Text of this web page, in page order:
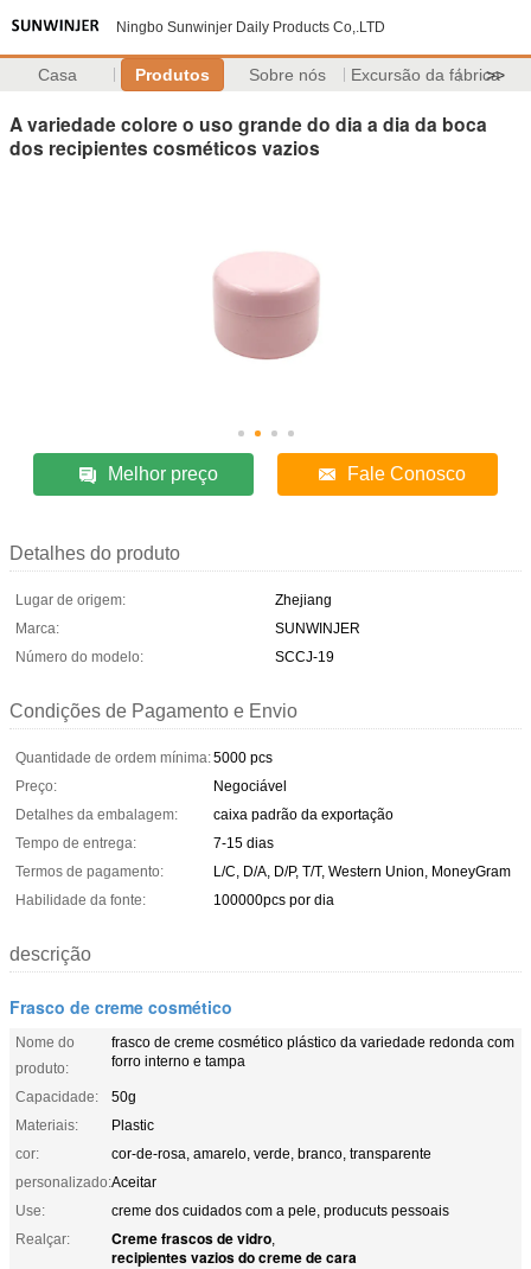
Ningbo Sunwinjer Daily Products Co,.LTD
Casa Produtos Sobre nós Excursão da fábrica
>>
A variedade colore o uso grande do dia a dia da boca
dos recipientes cosméticos vazios
Melhor preço Fale Conosco
Detalhes do produto
Lugar de origem:
Zhejiang
Marca:
SUNWINJER
Número do modelo:
SCCJ-19
Condições de Pagamento e Envio
Quantidade de ordem mínima:5000 pcs
Preço:
Negociável
Detalhes da embalagem:
caixa padrão da exportação
Tempo de entrega:
7-15 dias
Termos de pagamento:
L/C, D/A, D/P, T/T, Western Union, MoneyGram
Habilidade da fonte:
100000pcs por dia
descrição
Frasco de creme cosmético
Nome do
produto:
frasco de creme cosmético plástico da variedade redonda com
forro interno e tampa
Capacidade:
50g
Materiais:
Plastic
cor:
cor-de-rosa, amarelo, verde, branco, transparente
personalizado:Aceitar
Use:
creme dos cuidados com a pele, producuts pessoais
Realçar:
Creme frascos de vidro,
recipientes vazios do creme de cara